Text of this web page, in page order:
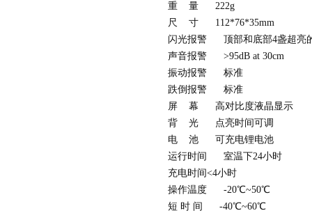
重 量 222g
尺 寸 112*76*35mm
闪光报警 顶部和底部4盏超亮
声音报警 >95dB at 30cm
振动报警 标准
跌倒报警 标准
屏 幕 高对比度液晶显示
背 光 点亮时间可调
电 池 可充电锂电池
运行时间 室温下24小时
充电时间<4小时
操作温度 -20℃~50℃
短 时 间 -40℃~60℃